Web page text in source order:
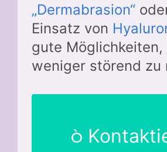
„Dermabrasion“
Einsatz von
gute Möglichkeiten,
weniger störend zu